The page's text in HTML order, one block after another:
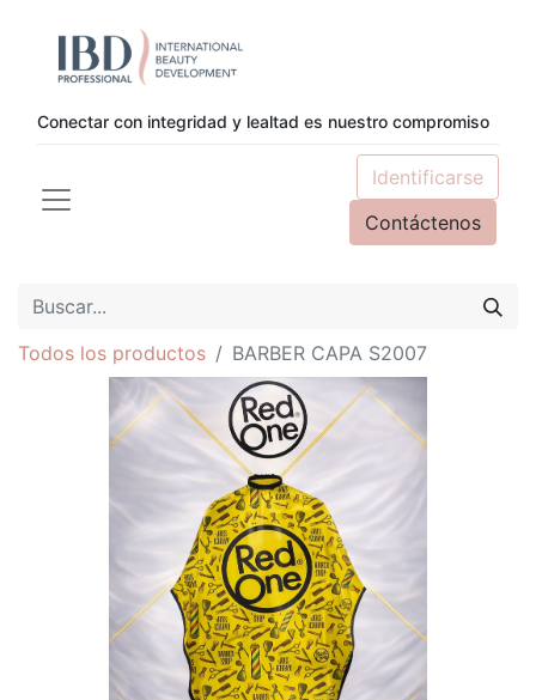
Conectar con integridad y lealtad es nuestro compromiso
Identificarse
Contáctenos
Todos los productos BARBER CAPA S2007